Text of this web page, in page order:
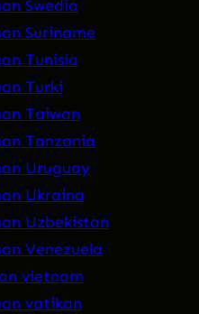
Swedia
Suriname
Tunisia
Turki
Taiwan
Tanzania
Uruguay
Ukraina
Uzbekistan
Venezuela
vietnam
vatikan